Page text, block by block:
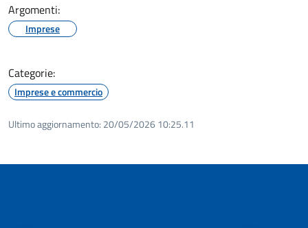
Argomenti:
Imprese
Categorie:
Imprese e commercio
Ultimo aggiornamento: 20/05/2026 10:25.11